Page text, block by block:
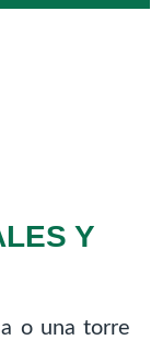
Y
o una torre